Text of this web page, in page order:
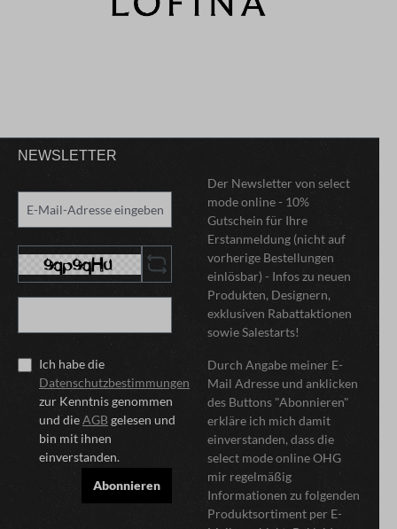
NEWSLETTER
Ich habe die
Datenschutzbestimmungen
zur Kenntnis genommen
und dieAGBgelesen und
bin mit ihnen
einverstanden.
Abonnieren
Der Newsletter von select
mode online - 10%
Gutschein für Ihre
Erstanmeldung (nicht auf
vorherige Bestellungen
einlösbar) - Infos zu neuen
Produkten, Designern,
exklusiven Rabattaktionen
sowie Salestarts!
Durch Angabe meiner E-
Mail Adresse und anklicken
des Buttons "Abonnieren"
erkläre ich mich damit
einverstanden, dass die
select mode online OHG
mir regelmäßig
Informationen zu folgenden
Produktsortiment per E-